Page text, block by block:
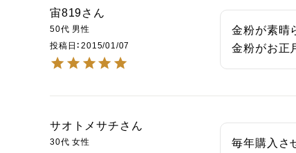
宙819
50代 男性
投稿日
2015/01/07
金粉が素晴
金粉がお正
サオトメサチ
30代 女性
毎年購入さ